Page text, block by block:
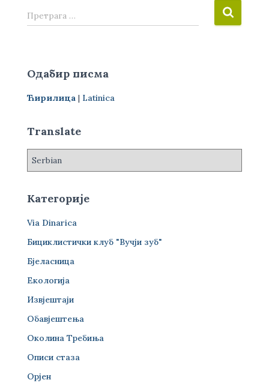
П
р
а
а
а
Претрага …
Одабир писма
Ћирилица | Latinica
Translate
Категорије
Via Dinarica
Бициклистички клуб "Вучји зуб"
Бјеласница
Екологија
Извјештаји
Обавјештења
Околина Требиња
Описи стаза
Орјен